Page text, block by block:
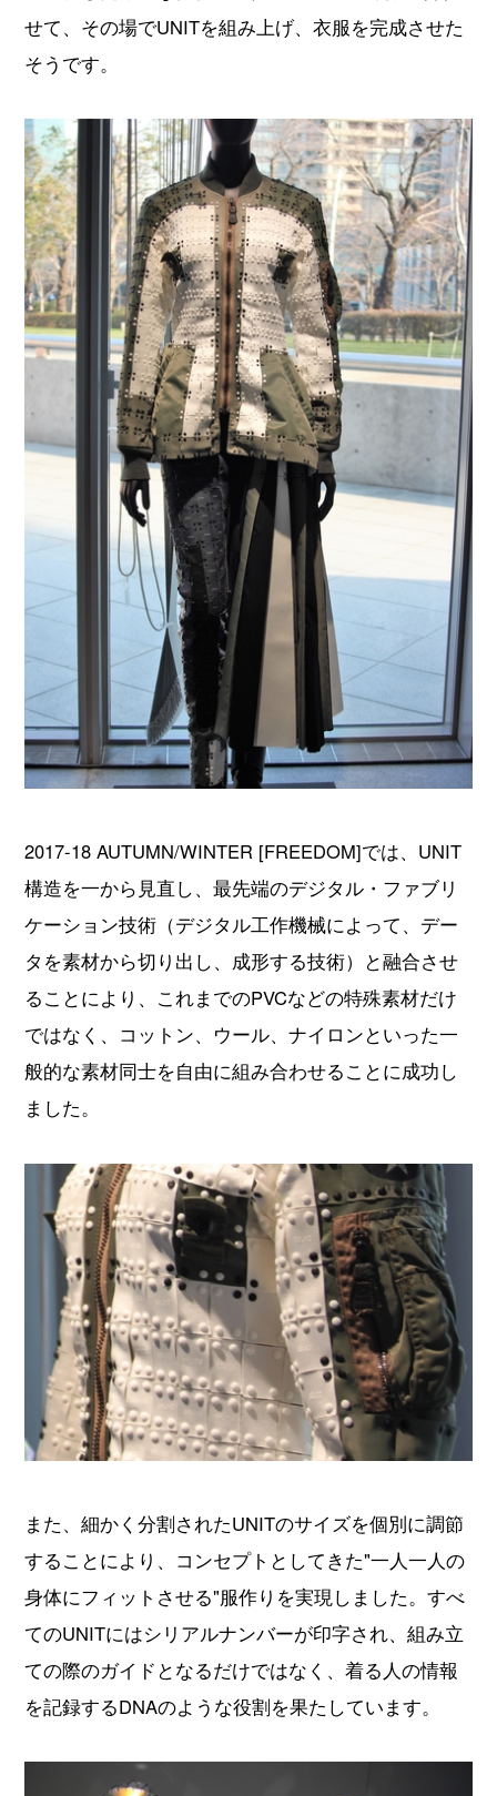
せて、その場でUNITを組み上げ、衣服を完成させた
そうです。
2017-18 AUTUMN/WINTER [FREEDOM]では、UNIT
構造を一から見直し、最先端のデジタル・ファブリ
ケーション技術（デジタル工作機械によって、デー
タを素材から切り出し、成形する技術）と融合させ
ることにより、これまでのPVCなどの特殊素材だけ
ではなく、コットン、ウール、ナイロンといった一
般的な素材同士を自由に組み合わせることに成功し
ました。
また、細かく分割されたUNITのサイズを個別に調節
することにより、コンセプトとしてきた"一人一人の
身体にフィットさせる"服作りを実現しました。すべ
てのUNITにはシリアルナンバーが印字され、組み立
ての際のガイドとなるだけではなく、着る人の情報
を記録するDNAのような役割を果たしています。